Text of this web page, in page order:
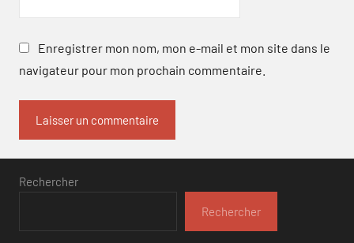
Enregistrer mon nom, mon e-mail et mon site dans le
navigateur pour mon prochain commentaire.
Rechercher
Rechercher